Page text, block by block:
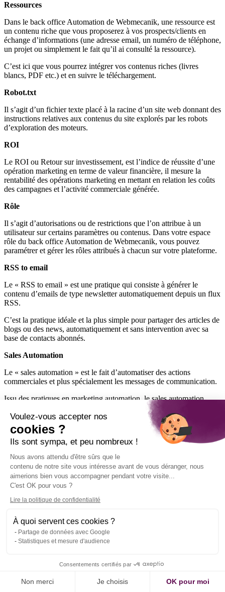
Voulez-vous accepter nos
cookies ?
Ils sont sympa, et peu nombreux !
Nous avons attendu d'être sûrs que le
contenu de notre site vous intéresse avant de vous déranger, nous
aimerions bien vous accompagner pendant votre visite...
C'est OK pour vous ?
Lire la politique de confidentialité
À quoi servent ces cookies ?
Partage de données avec Google
Statistiques et mesure d'audience
Consentements certifiés par
Non merci Je choisis OK pour moi
Ressources
Dans le back office Automation de Webmecanik, une ressource est
un contenu riche que vous proposerez à vos prospects/clients en
échange d’informations (une adresse email, un numéro de téléphone,
un projet ou simplement le fait qu’il ai consulté la ressource).
C’est ici que vous pourrez intégrer vos contenus riches (livres
blancs, PDF etc.) et en suivre le téléchargement.
Robot.txt
Il s’agit d’un fichier texte placé à la racine d’un site web donnant des
instructions relatives aux contenus du site explorés par les robots
d’exploration des moteurs.
ROI
Le ROI ou Retour sur investissement, est l’indice de réussite d’une
opération marketing en terme de valeur financière, il mesure la
rentabilité des opérations marketing en mettant en relation les coûts
des campagnes et l’activité commerciale générée.
Rôle
Il s’agit d’autorisations ou de restrictions que l’on attribue à un
utilisateur sur certains paramètres ou contenus. Dans votre espace
rôle du back office Automation de Webmecanik, vous pouvez
paramétrer et gérer les rôles attribués à chacun sur votre plateforme.
RSS to email
Le « RSS to email » est une pratique qui consiste à générer le
contenu d’emails de type newsletter automatiquement depuis un flux
RSS.
C’est la pratique idéale et la plus simple pour partager des articles de
blogs ou des news, automatiquement et sans intervention avec sa
base de contacts abonnés.
Sales Automation
Le « sales automation » est le fait d’automatiser des actions
commerciales et plus spécialement les messages de communication.
Issu des pratiques en marketing automation, le sales automation
reprend les mêmes pratiques pour les emails commerciaux
notamment tout en signant automatiquement les emails de la part du
commercial chargé de compte ainsi qu’en adaptant les messages en
fonction du comportement du contact (clic, réponse, etc.).
C’est la pratique idéale pour traiter du lead entrant (inbound) ou
pour des campagnes de prospections, dans le but de réduire le temps
passé à suivre un prospect.
Search Engine Advertising (SEA)
Le SEA est un des composants du SEM (Search Engine Marketing)
performance au clic de liens commerciaux ou publicitaires sur les
moteurs de recherche grâce aux différents mots-clés ciblés.
L’annonceur principal du SEA en France reste Google Adwords.
de profiter des énormes volumes de recherche pour être visible